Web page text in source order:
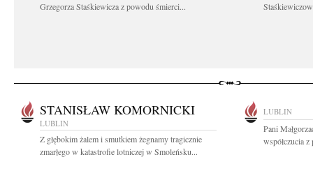
Grzegorza Staśkiewicza z powodu śmierci...
STANISŁAW KOMORNICKI
LUBLIN
Z głębokim żalem i smutkiem żegnamy tragicznie
zmarłego w katastrofie lotniczej w Smoleńsku...
LUBLIN
Pani
współczucia